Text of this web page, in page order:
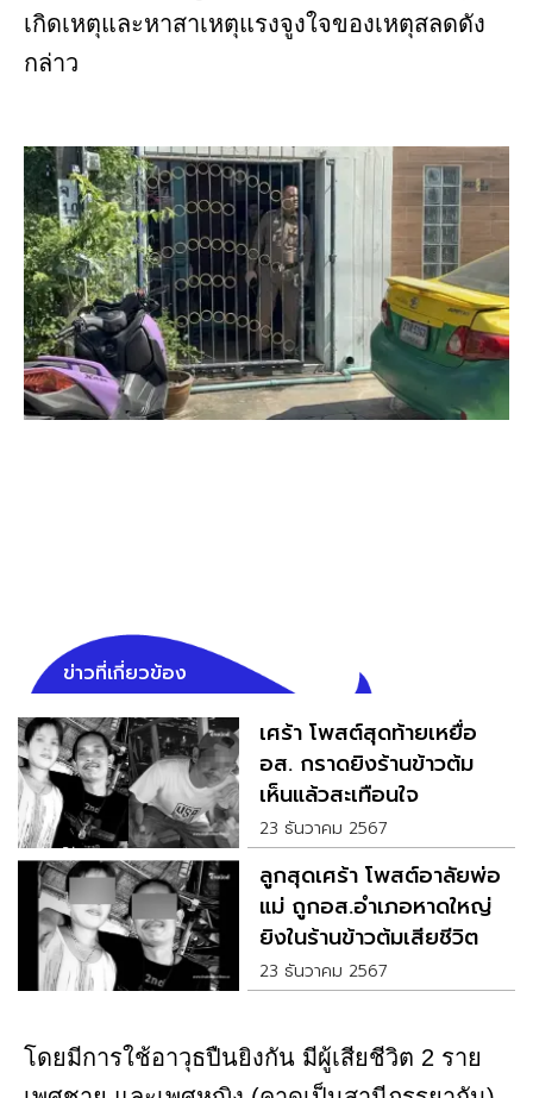
เกิดเหตุและหาสาเหตุแรงจูงใจของเหตุสลดดัง
กล่าว
ข่าวที่เกี่ยวข้อง
เศร้า โพสต์สุดท้ายเหยื่อ
อส. กราดยิงร้านข้าวต้ม
เห็นแล้วสะเทือนใจ
23 ธันวาคม 2567
ลูกสุดเศร้า โพสต์อาลัยพ่อ
แม่ ถูกอส.อำเภอหาดใหญ่
ยิงในร้านข้าวต้มเสียชีวิต
23 ธันวาคม 2567
โดยมีการใช้อาวุธปืนยิงกัน มีผู้เสียชีวิต​ 2 ราย